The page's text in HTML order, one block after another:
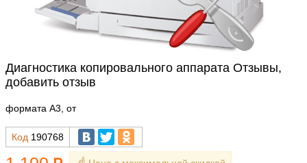
Диагностика копировального аппарата Отзывы,
добавить отзыв
формата А3, от
Код 190768